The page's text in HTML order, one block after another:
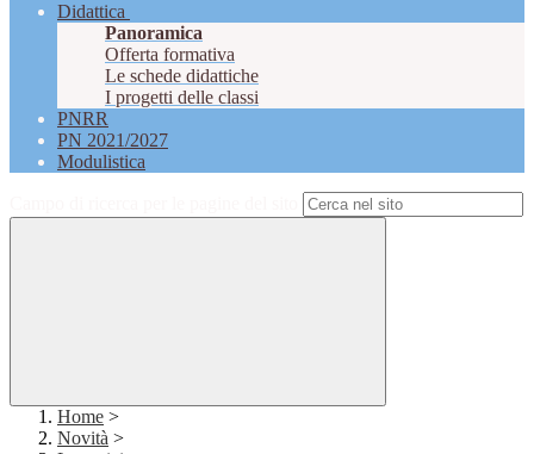
Didattica
Panoramica
Offerta formativa
Le schede didattiche
I progetti delle classi
PNRR
PN 2021/2027
Modulistica
Home >
Novità >